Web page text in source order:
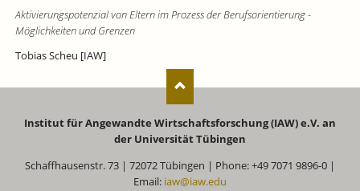
Aktivierungspotenzial von Eltern im Prozess der Berufsorientierung -
Möglichkeiten und Grenzen
Tobias Scheu [IAW]
Institut für Angewandte Wirtschaftsforschung (IAW) e.V. an
der Universität Tübingen
Schaffhausenstr. 73 | 72072 Tübingen | Phone: +49 7071 9896-0 |
Email: iaw@iaw.edu